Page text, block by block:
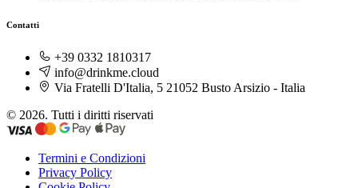
Contatti
+39 0332 1810317
info@drinkme.cloud
Via Fratelli D'Italia, 5 21052 Busto Arsizio - Italia
© 2026. Tutti i diritti riservati
Termini e Condizioni
Privacy Policy